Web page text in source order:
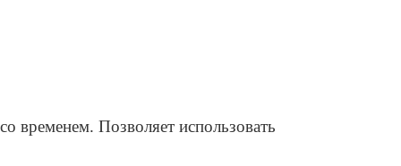
временем. Позволяет использовать